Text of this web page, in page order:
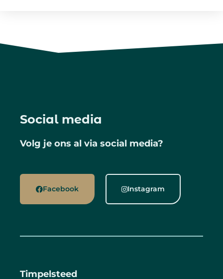
Social media
Volg je ons al via social media?
Facebook Instagram
Timpelsteed